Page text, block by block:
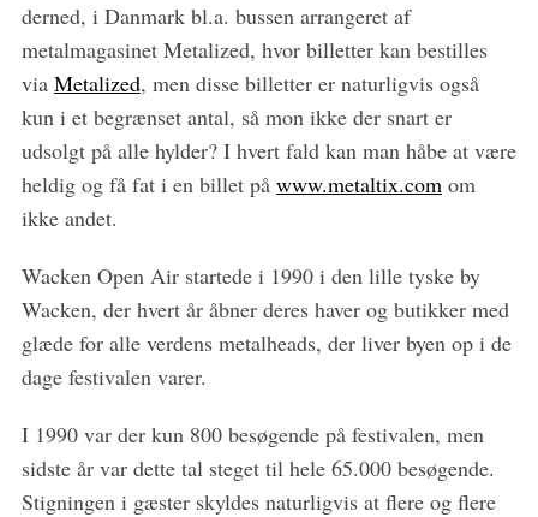
derned, i Danmark bl.a. bussen arrangeret af
metalmagasinet Metalized, hvor billetter kan bestilles
via Metalized, men disse billetter er naturligvis også
kun i et begrænset antal, så mon ikke der snart er
udsolgt på alle hylder? I hvert fald kan man håbe at være
heldig og få fat i en billet på www.metaltix.comom
ikke andet.
Wacken Open Air startede i 1990 i den lille tyske by
Wacken, der hvert år åbner deres haver og butikker med
glæde for alle verdens metalheads, der liver byen op i de
dage festivalen varer.
I 1990 var der kun 800 besøgende på festivalen, men
sidste år var dette tal steget til hele 65.000 besøgende.
Stigningen i gæster skyldes naturligvis at flere og flere
S
e
a
r
h
f
o